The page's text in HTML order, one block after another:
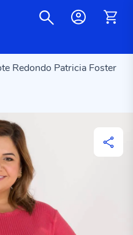
Redondo Patricia Foster